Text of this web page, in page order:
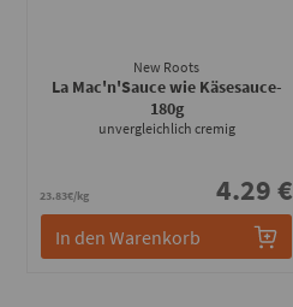
New Roots
La Mac'n'Sauce wie Käsesauce-
180g
unvergleichlich cremig
23.83€/kg 4.29 €
In den Warenkorb